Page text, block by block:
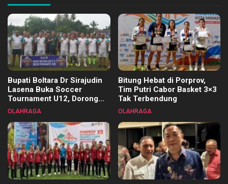
Bupati Boltara Dr Sirajudin
Lasena Buka Soccer
Tournament U12, Dorong
Pembinaan Merata di Setiap
OLAHRAGA
Bitung Hebat di Porprov,
Tim Putri Cabor Basket 3×3
Tak Terbendung
OLAHRAGA